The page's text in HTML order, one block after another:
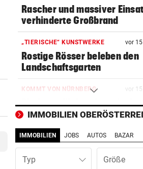
Rascher und massiver
verhinderte Großbrand
„TIERISCHE“ KUNSTWERKE vor
Rostige Rösser beleben den
Landschaftsgarten
KOMMT VON NÜRNBERG vor
Ried verpflichtet
U19-Teamstürmer
VIERJÄHRIGEN GERETTET vor 16
„Ich bin sehr froh, dass es
ausgegangen ist“
IMMOBILIEN
IMMOBILIEN JOBS AUTOS BAZAR
Typ